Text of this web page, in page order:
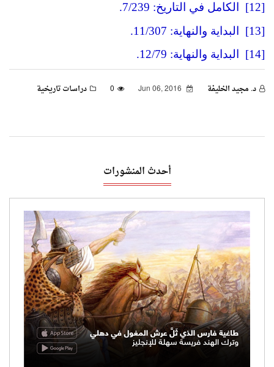
[12]
الكامل في التاريخ: 7/239.
[13]
البداية والنهاية: 11/307.
[14]
البداية والنهاية: 12/79.
د. مجيد الخليفة 0 دراسات تاريخية
أحدث المنشورات